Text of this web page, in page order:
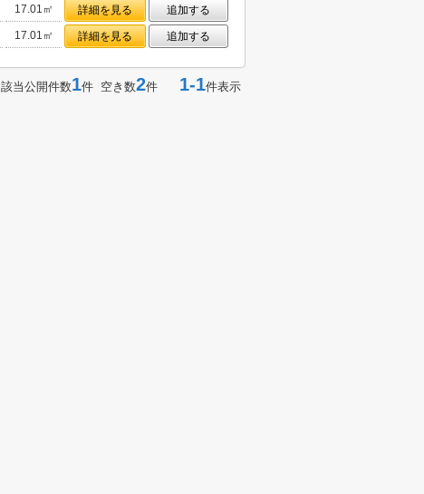
17.01㎡ 詳細を見る
追加する
17.01㎡ 詳細を見る 追加する
該当公開件数1件 空き数2件 1-1件表示